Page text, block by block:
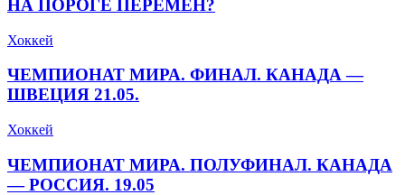
НА ПОРОГЕ ПЕРЕМЕН?
Хоккей
ЧЕМПИОНАТ МИРА. ФИНАЛ. КАНАДА —
ШВЕЦИЯ 21.05.
Хоккей
ЧЕМПИОНАТ МИРА. ПОЛУФИНАЛ. КАНАДА
— РОССИЯ. 19.05